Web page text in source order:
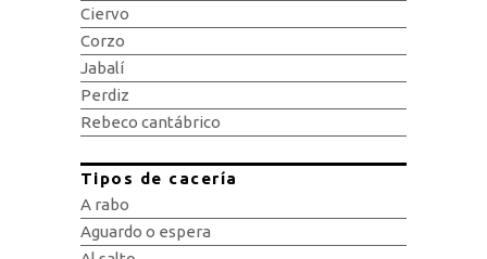
Ciervo
Corzo
Jabalí
Perdiz
Rebeco cantábrico
Tipos de cacería
A rabo
Aguardo o espera